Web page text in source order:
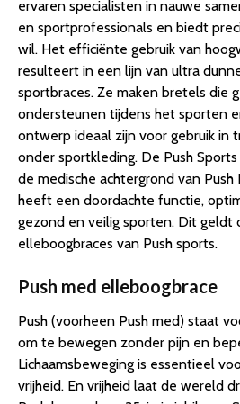
ervaren specialisten in nauwe
en sportprofessionals en biedt
wil. Het efficiënte gebruik van
resulteert in een lijn van ultra
sportbraces. Ze maken bretels die
ondersteunen tijdens het sporten
ontwerp ideaal zijn voor gebruik in
onder sportkleding. De Push
de medische achtergrond van Push
heeft een doordachte functie,
gezond en veilig sporten. Dit geldt
elleboogbraces van Push sports.
Push med elleboogbrace
Push (voorheen Push med) staat
om te bewegen zonder pijn en
Lichaamsbeweging is essentieel
vrijheid. En vrijheid laat de wereld